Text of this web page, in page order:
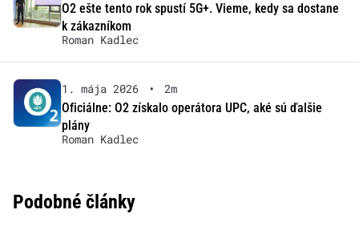
O2 ešte tento rok spustí 5G+. Vieme, kedy sa dostane
k zákazníkom
Roman Kadlec
1. mája 2026 •
2m
Oficiálne: O2 získalo operátora UPC, aké sú ďalšie
plány
Roman Kadlec
Podobné články